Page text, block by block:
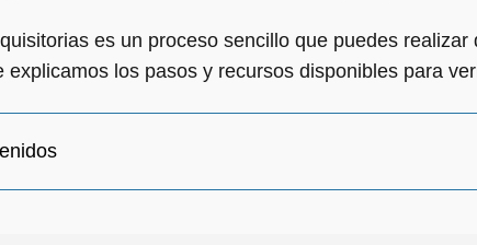
es un proceso sencillo que puedes
explicamos los pasos y recursos disponibles para